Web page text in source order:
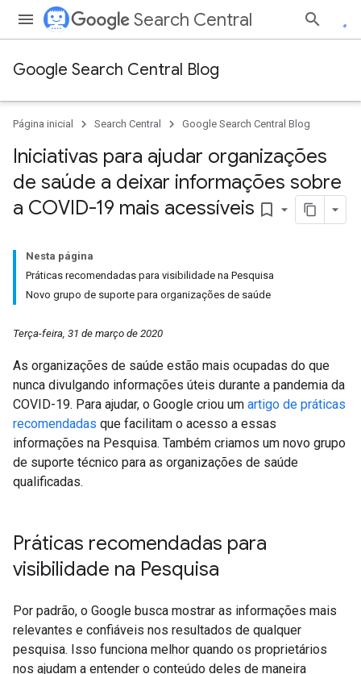
Search Central
Google Search Central Blog
Página inicial Search Central Google Search Central Blog
Iniciativas para ajudar organizações
de saúde a deixar informações sobre
a COVID-19 mais acessíveis bookmark_border
Nesta página
Práticas recomendadas para visibilidade na Pesquisa
Novo grupo de suporte para organizações de saúde
Terça-feira, 31 de março de 2020
As organizações de saúde estão mais ocupadas do que
nunca divulgando informações úteis durante a pandemia da
COVID-19. Para ajudar, o Google criou um artigo de práticas
recomendadas que facilitam o acesso a essas
informações na Pesquisa. Também criamos um novo grupo
de suporte técnico para as organizações de saúde
qualificadas.
Práticas recomendadas para
visibilidade na Pesquisa
Por padrão, o Google busca mostrar as informações mais
relevantes e confiáveis nos resultados de qualquer
pesquisa. Isso funciona melhor quando os proprietários
nos ajudam a entender o conteúdo deles de maneira